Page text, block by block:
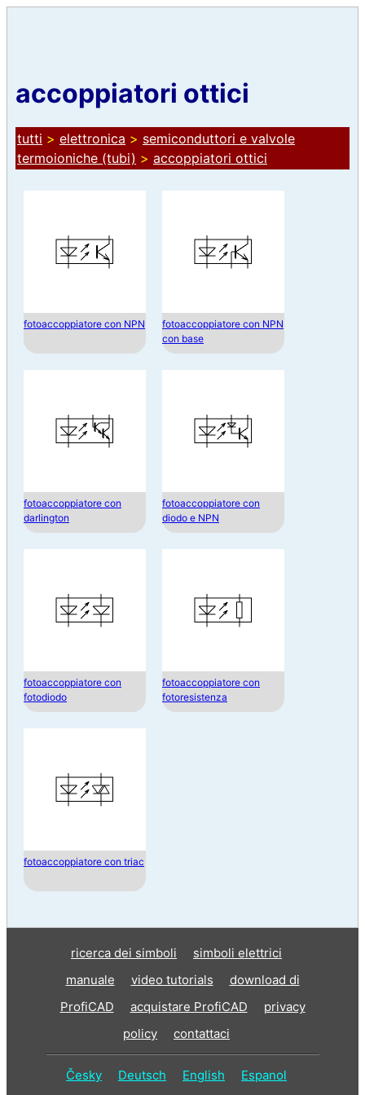
accoppiatori ottici
tutti > elettronica > semiconduttori e valvole
termoioniche (tubi) > accoppiatori ottici
fotoaccoppiatore con NPN
fotoaccoppiatore con NPN
con base
fotoaccoppiatore con
darlington
fotoaccoppiatore con
diodo e NPN
fotoaccoppiatore con
fotodiodo
fotoaccoppiatore con
fotoresistenza
fotoaccoppiatore con triac
ricerca dei simboli
simboli elettrici
manuale
video tutorials
download di
ProfiCAD
acquistare ProfiCAD
privacy
policy
contattaci
Česky Deutsch English
Espanol